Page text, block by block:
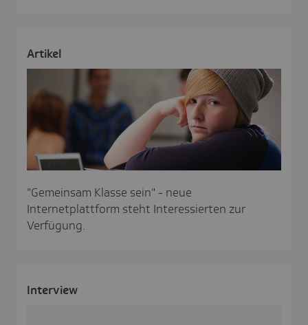
Artikel
"Gemeinsam Klasse sein" - neue
Internetplattform steht Interessierten zur
Verfügung.
Inter­view